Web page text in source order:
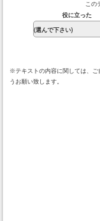
この
役に立った
※テキストの内容に関しては、ご
うお願い致します。